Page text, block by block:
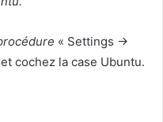
« Settings →
cochez la case Ubuntu.